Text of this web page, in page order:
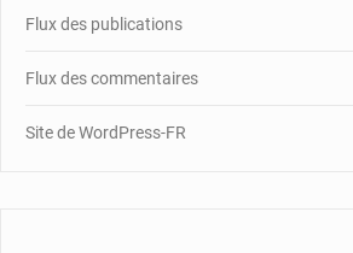
Flux des publications
Flux des commentaires
Site de WordPress-FR